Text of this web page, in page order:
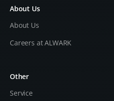
About Us
About Us
Careers at ALWARK
Other
Service